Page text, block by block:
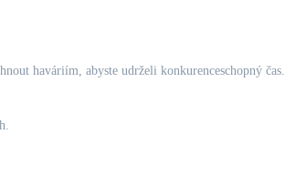
haváriím, abyste udrželi konkurenceschopný čas.